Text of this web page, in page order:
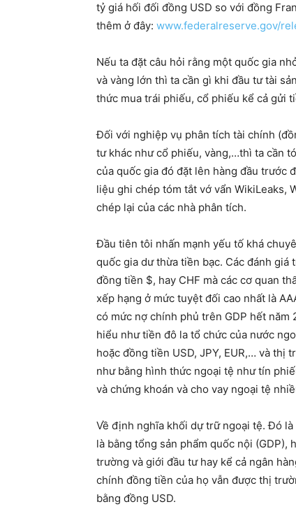
tỷ giá hối đối đồng USD so với đồng
thêm ở đây: www.federalreserve.gov/
Nếu ta đặt câu hỏi rằng một quốc gia
và vàng lớn thì ta cần gì khi đầu tư tài
thức mua trái phiếu, cổ phiếu kể cả gửi
Đối với nghiệp vụ phân tích tài chính
tư khác như cổ phiếu, vàng,…thì ta cần
của quốc gia đó đặt lên hàng đầu trước
liệu ghi chép tóm tắt vớ vẩn WikiLeaks,
chép lại của các nhà phân tích.
Đầu tiên tôi nhấn mạnh yếu tố khá
quốc gia dư thừa tiền bạc. Các đánh
đồng tiền $, hay CHF mà các cơ quan
xếp hạng ở mức tuyệt đối cao nhất là
có mức nợ chính phủ trên GDP hết
hiểu như tiền đô la tổ chức của nước
hoặc đồng tiền USD, JPY, EUR,… và
như bằng hình thức ngoại tệ như tín
và chứng khoán và cho vay ngoại tệ
Về định nghĩa khối dự trữ ngoại tệ. Đó
là bằng tổng sản phẩm quốc nội
trường và giới đầu tư hay kể cả ngân
chính đồng tiền của họ vẫn được thị
bằng đồng USD.